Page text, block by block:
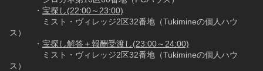
・ 宝探し(22:00～23:00)
ミスト・ヴィレッジ2区32番地（Tukimineの個人ハウ
ス）
・ 宝探し解答＋報酬受渡し(23:00～24:00)
ミスト・ヴィレッジ2区32番地（Tukimineの個人ハウ
ス）